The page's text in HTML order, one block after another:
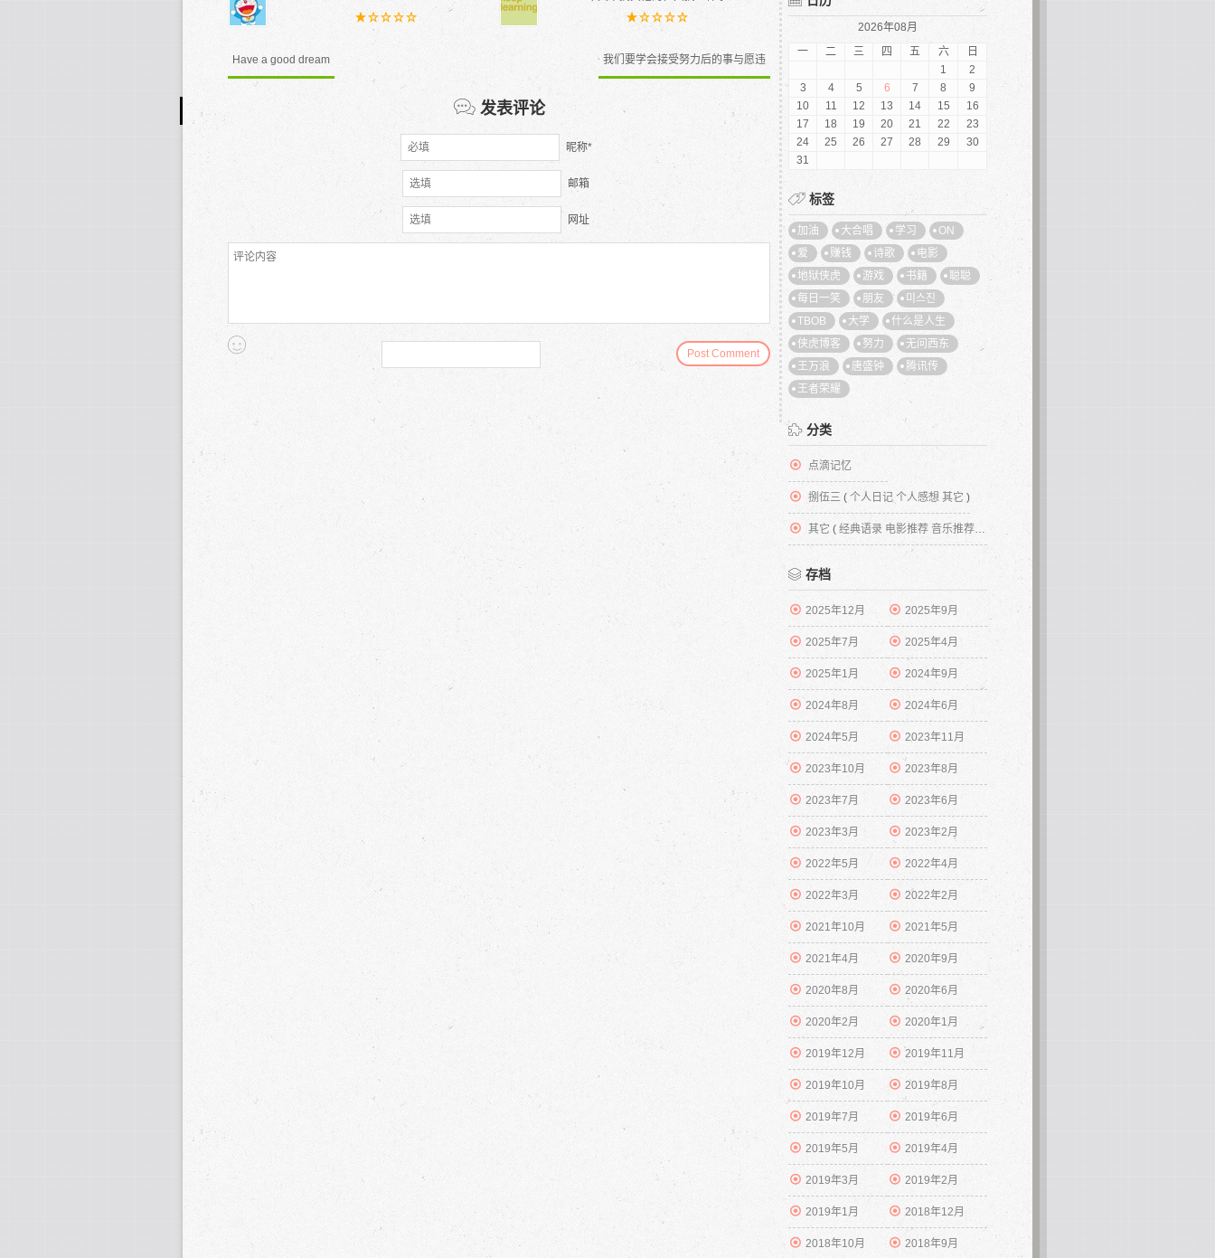
Have a good dream 我们要学会接受努力后的事与愿违
发表评论
昵称*
邮箱
网址
Post Comment
2026年08月
一
二 三 四 五 六
日
1
2
3
4 5 6 7 8
9
10
11 12 13 14 15
16
17
18 19 20 21 22
23
24
25 26 27 28 29
30
31
标签
加油 大合唱 学习
ON
爱
赚钱 诗歌
电影
地狱侠虎
游戏 书籍
聪聪
每日一笑
朋友
미스진
TBOB
大学
什么是人生
侠虎博客
努力
无问西东
王万浪
唐盛钟
腾讯传
王者荣耀
分类
点滴记忆
捌伍三 ( 个人日记 个人感想 其它 )
其它 ( 经典语录 电影推荐 音乐推荐 网站推荐
存档
2025年12月 2025年9月
2025年7月 2025年4月
2025年1月 2024年9月
2024年8月 2024年6月
2024年5月 2023年11月
2023年10月 2023年8月
2023年7月 2023年6月
2023年3月 2023年2月
2022年5月 2022年4月
2022年3月 2022年2月
2021年10月 2021年5月
2021年4月 2020年9月
2020年8月 2020年6月
2020年2月 2020年1月
2019年12月 2019年11月
2019年10月 2019年8月
2019年7月 2019年6月
2019年5月 2019年4月
2019年3月 2019年2月
2019年1月 2018年12月
2018年10月 2018年9月